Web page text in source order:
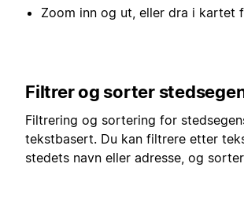
Zoom inn og ut, eller dra i kartet
Filtrer og sorter
Filtrering og sortering for
tekstbasert. Du kan filtrere etter
stedets navn eller adresse, og